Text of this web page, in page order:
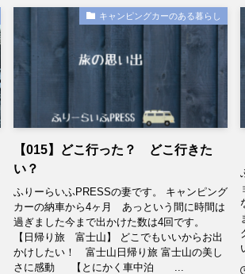
キャンピングカーのある暮らし
【015】どこ行った？ どこ行きた
い？
ふりーらいふPRESSの妻です。 キャンピング
カーの納車から4ヶ月 あっという間に時間は
過ぎました今まで出かけた数は4回です。
【日帰り旅 富士山】 どこでもいいからお出
かけしたい！ 富士山日帰り旅 富士山の美し
さに感動 【とにかく車中泊 ...